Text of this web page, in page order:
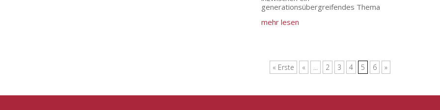
generationsübergreifendes Thema
mehr lesen
« Erste « ... 2 3 4 5 6 »